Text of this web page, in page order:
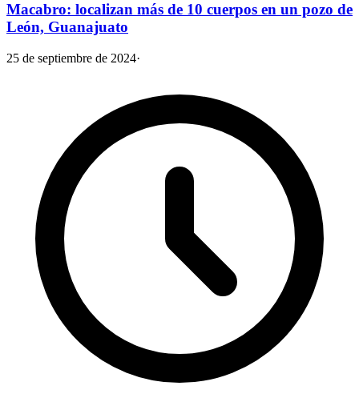
Macabro: localizan más de 10 cuerpos en un pozo de
León, Guanajuato
25 de septiembre de 2024·